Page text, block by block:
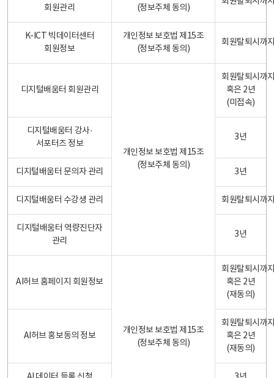
회원관리
(정보주체 동의)
K-ICT 빅데이터센터
회원정보
개인정보 보호법 제15조
(정보주체 동의)
회원탈퇴시까
디지털배움터 회원관리
개인정보 보호법 제15조
(정보주체 동의)
회원탈퇴시까
혹은 2년
(미접속)
디지털배움터 강사·
서포터즈 정보
3년
디지털배움터 문의자 관리 3년
디지털배움터 수강생 관리 회원탈퇴시까
디지털배움터 역량진단자
관리
3년
AI허브 홈페이지 회원정보
개인정보 보호법 제15조
(정보주체 동의)
회원탈퇴시까
혹은 2년
(재동의)
AI허브 홍보동의 정보
회원탈퇴시까
혹은 2년
(재동의)